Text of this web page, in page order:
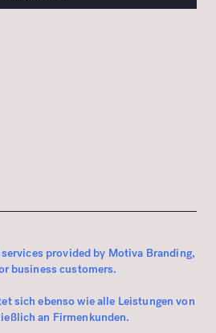
provided by Motiva Branding,
business customers.
sich ebenso wie alle Leistungen von
an Firmenkunden.